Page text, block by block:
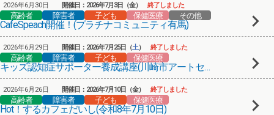
2026年6月30日
高齢者 障害者 子ども 保健医療 その他
CafeSpeach開催！(プラチナコミュニティ有馬)
開催日：2026年7月3日（金） 終了しました
2026年6月29日
高齢者 障害者 子ども 保健医療
キッズ認知症サポーター養成講座(川崎市アートセンター工房)
開催日：2026年7月25日（土） 終了しました
2026年6月26日
高齢者 障害者 子ども 保健医療
Hot！するカフェだいし(令和8年7月10日)
開催日：2026年7月10日（金） 終了しました